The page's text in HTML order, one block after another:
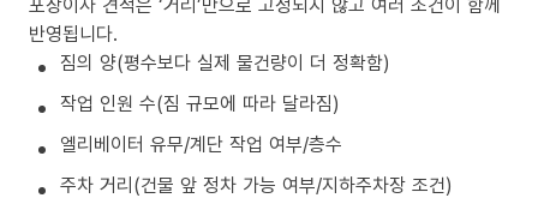
반영됩니다.
짐의 양(평수보다 실제 물건량이 더 정확함)
작업 인원 수(짐 규모에 따라 달라짐)
엘리베이터 유무/계단 작업 여부/층수
주차 거리(건물 앞 정차 가능 여부/지하주차장 조건)